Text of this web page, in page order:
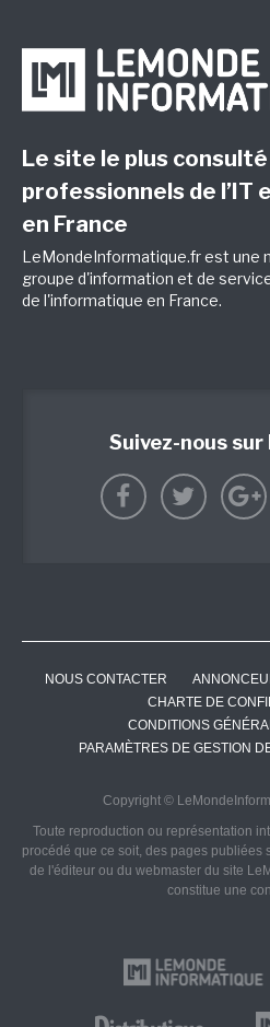
Le site le plus
professionnels de l’IT
en France
LeMondeInformatique.fr est une
groupe d'information et de
de l'informatique en France.
Suivez-nous
NOUS CONTACTER
CHARTE DE
CONDITIONS
PARAMÈTRES DE GESTION
Copyright ©
Toute reproduction ou représentation
procédé que ce soit, des pages publiées
de l'éditeur ou du webmaster du site
constitue une